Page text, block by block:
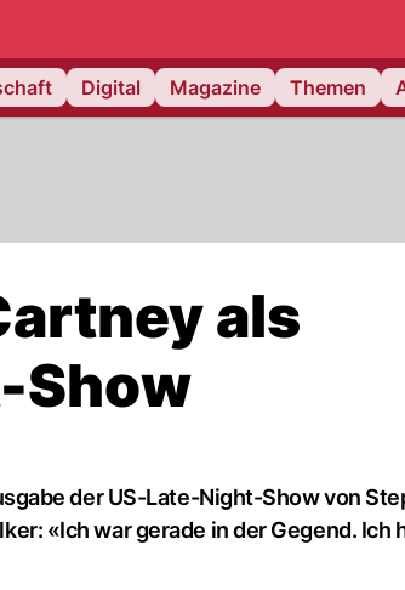
Digital Magazine Themen
als
Show
der US-Late-Night-Show von
«Ich war gerade in der Gegend. Ich